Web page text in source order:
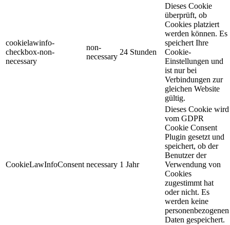
cookielawinfo-
checkbox-non-
necessary
non-
necessary
24 Stunden
Dieses Cookie
überprüft, ob
Cookies platziert
werden können. Es
speichert Ihre
Cookie-
Einstellungen und
ist nur bei
Verbindungen zur
gleichen Website
gültig.
CookieLawInfoConsent necessary 1 Jahr
Dieses Cookie wird
vom GDPR
Cookie Consent
Plugin gesetzt und
speichert, ob der
Benutzer der
Verwendung von
Cookies
zugestimmt hat
oder nicht. Es
werden keine
personenbezogenen
Daten gespeichert.